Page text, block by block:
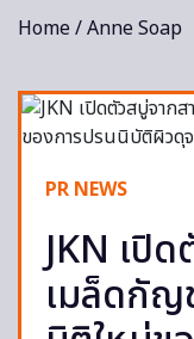
Home/ Anne Soap
PR NEWS
JKN เปิ
เมล็ดกั